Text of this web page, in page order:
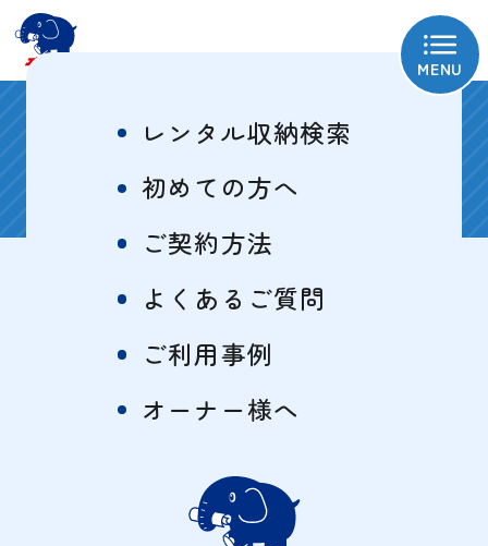
MENU
レンタル収納検索
初めての方へ
ご契約方法
よくあるご質問
ご利用事例
オーナー様へ
お知らせ
キャンペーン
5月キャンペーン
ンペーン実施中ですので、
非ご利用ください！